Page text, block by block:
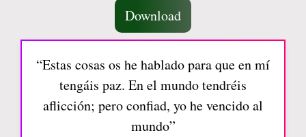
Download
“Estas cosas os he hablado para que en mí
tengáis paz. En el mundo tendréis
aflicción; pero confiad, yo he vencido al
mundo”